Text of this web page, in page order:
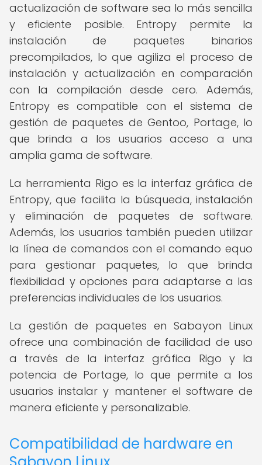
actualización de software sea lo más sencilla
y eficiente posible. Entropy permite la
instalación de paquetes binarios
precompilados, lo que agiliza el proceso de
instalación y actualización en comparación
con la compilación desde cero. Además,
Entropy es compatible con el sistema de
gestión de paquetes de Gentoo, Portage, lo
que brinda a los usuarios acceso a una
amplia gama de software.
La herramienta Rigo es la interfaz gráfica de
Entropy, que facilita la búsqueda, instalación
y eliminación de paquetes de software.
Además, los usuarios también pueden utilizar
la línea de comandos con el comando equo
para gestionar paquetes, lo que brinda
flexibilidad y opciones para adaptarse a las
preferencias individuales de los usuarios.
La gestión de paquetes en Sabayon Linux
ofrece una combinación de facilidad de uso
a través de la interfaz gráfica Rigo y la
potencia de Portage, lo que permite a los
usuarios instalar y mantener el software de
manera eficiente y personalizable.
Compatibilidad de hardware en